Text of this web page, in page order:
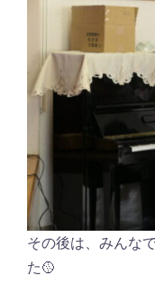
その後は、みんな
た🥎